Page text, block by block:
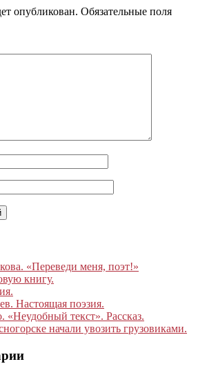
опубликован. Обязательные поля
«Переведи меня, поэт!»
книгу.
Настоящая поэзия.
«Неудобный текст». Рассказ.
начали увозить грузовиками.